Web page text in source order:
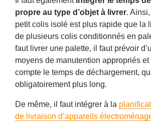
propre au type d’objet à livrer.
petit colis isolé est plus rapide que la
de plusieurs colis conditionnés en
faut livrer une palette, il faut prévoir
moyens de manutention appropriés et
compte le temps de déchargement,
obligatoirement plus long.
De même, il faut intégrer à la
de livraison d’appareils